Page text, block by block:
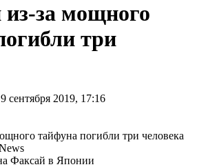
за мощного
три
сентября 2019, 17:16
Факсай в Японии